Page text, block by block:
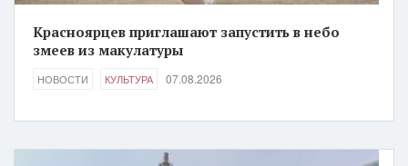
Красноярцев приглашают запустить в небо
змеев из макулатуры
НОВОСТИ КУЛЬТУРА 07.08.2026